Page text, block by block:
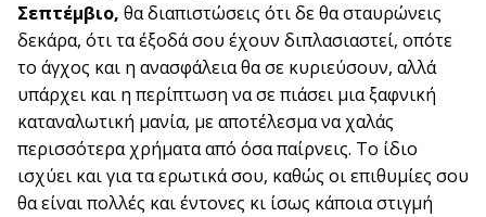
Σεπτέμβιο, θα διαπιστώσεις ότι δε θα σταυρώνεις
δεκάρα, ότι τα έξοδά σου έχουν διπλασιαστεί, οπότε
το άγχος και η ανασφάλεια θα σε κυριεύσουν, αλλά
υπάρχει και η περίπτωση να σε πιάσει μια ξαφνική
καταναλωτική μανία, με αποτέλεσμα να χαλάς
περισσότερα χρήματα από όσα παίρνεις. Το ίδιο
ισχύει και για τα ερωτικά σου, καθώς οι επιθυμίες σου
θα είναι πολλές και έντονες κι ίσως κάποια στιγμή